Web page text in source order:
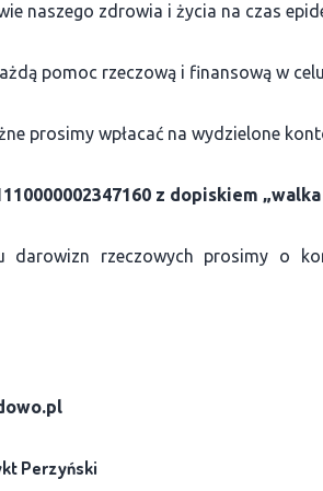
naszego zdrowia i życia na czas
pomoc rzeczową i finansową w
prosimy wpłacać na wydzielone
z dopiskiem
darowizn rzeczowych prosimy o
Perzyński